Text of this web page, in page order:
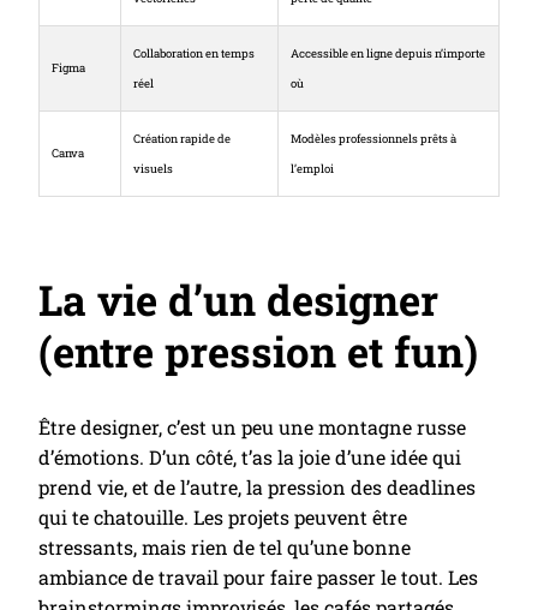
Figma
Collaboration en temps
réel
Accessible en ligne depuis n’importe
où
Canva
Création rapide de
visuels
Modèles professionnels prêts à
l’emploi
La vie d’un designer
(entre pression et fun)
Être designer, c’est un peu une montagne russe
d’émotions. D’un côté, t’as la joie d’une idée qui
prend vie, et de l’autre, la pression des deadlines
qui te chatouille. Les projets peuvent être
stressants, mais rien de tel qu’une bonne
ambiance de travail pour faire passer le tout. Les